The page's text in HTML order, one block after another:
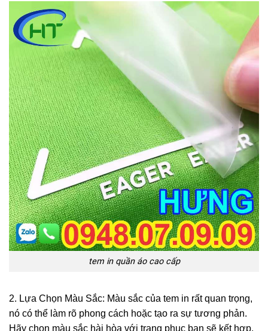
tem in quần áo cao cấp
2. Lựa Chọn Màu Sắc: Màu sắc của tem in rất quan trọng,
nó có thể làm rõ phong cách hoặc tạo ra sự tương phản.
Hãy chọn màu sắc hài hòa với trang phục bạn sẽ kết hợp.